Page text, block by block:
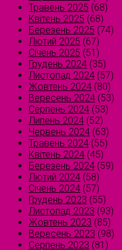
Травень 2025 (68)
Квітень 2025 (68)
Березень 2025 (74)
Лютий 2025 (67)
Січень 2025 (51)
Грудень 2024 (35)
Листопад 2024 (57)
Жовтень 2024 (80)
Вересень 2024 (53)
Серпень 2024 (53)
Липень 2024 (52)
Червень 2024 (63)
Травень 2024 (55)
Квітень 2024 (45)
Березень 2024 (59)
Лютий 2024 (58)
Січень 2024 (57)
Грудень 2023 (55)
Листопад 2023 (93)
Жовтень 2023 (85)
Вересень 2023 (98)
Серпень 2023 (81)